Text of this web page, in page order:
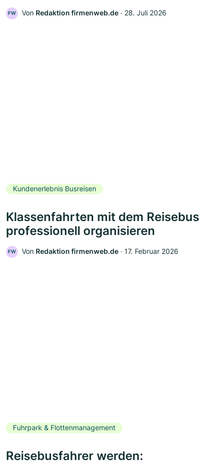
FW Von Redaktion firmenweb.de ‧ 28. Juli 2026
Kundenerlebnis Busreisen
Klassenfahrten mit dem Reisebus
professionell organisieren
FW Von Redaktion firmenweb.de ‧ 17. Februar 2026
Fuhrpark & Flottenmanagement
Reisebusfahrer werden: